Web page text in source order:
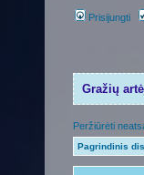
Prisijungti
Gražių
Peržiūrėti
Pagrindinis